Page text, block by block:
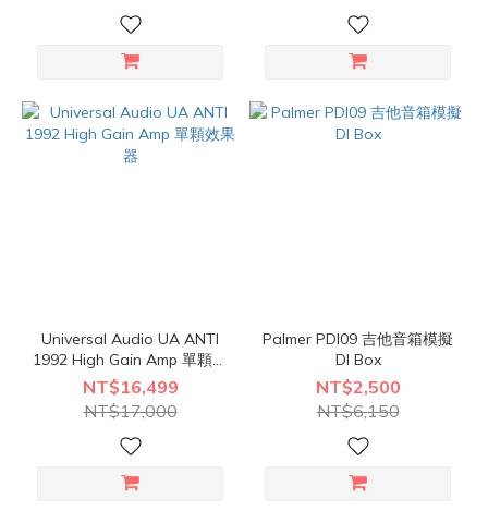
Universal Audio UA ANTI
1992 High Gain Amp 單顆效
果器
NT$16,499
NT$17,000
Palmer PDI09 吉他音箱模擬
DI Box
NT$2,500
NT$6,150